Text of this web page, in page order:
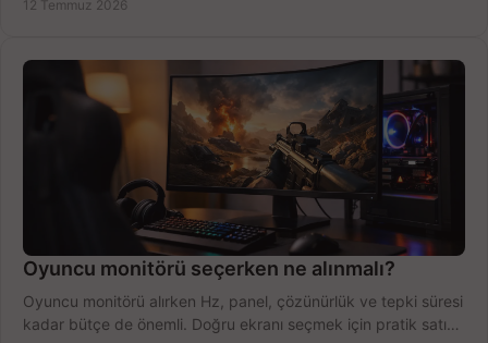
12 Temmuz 2026
Oyuncu monitörü seçerken ne alınmalı?
Oyuncu monitörü alırken Hz, panel, çözünürlük ve tepki süresi
kadar bütçe de önemli. Doğru ekranı seçmek için pratik satın